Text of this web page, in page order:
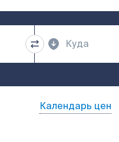
Календарь цен